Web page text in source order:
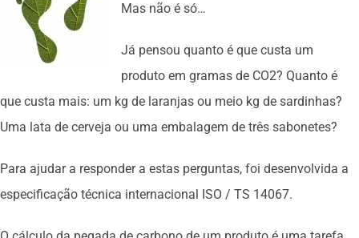
Mas não é só…
Já pensou quanto é que custa um
produto em gramas de CO2? Quanto é
que custa mais: um kg de laranjas ou meio kg de sardinhas?
Uma lata de cerveja ou uma embalagem de três sabonetes?
Para ajudar a responder a estas perguntas, foi desenvolvida a
especificação técnica internacional ISO / TS 14067.